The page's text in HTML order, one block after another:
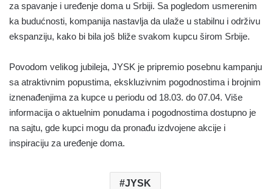
za spavanje i uređenje doma u Srbiji. Sa pogledom usmerenim
ka budućnosti, kompanija nastavlja da ulaže u stabilnu i održivu
ekspanziju, kako bi bila još bliže svakom kupcu širom Srbije.
Povodom velikog jubileja, JYSK je pripremio posebnu kampanju
sa atraktivnim popustima, ekskluzivnim pogodnostima i brojnim
iznenađenjima za kupce u periodu od 18.03. do 07.04. Više
informacija o aktuelnim ponudama i pogodnostima dostupno je
na sajtu, gde kupci mogu da pronađu izdvojene akcije i
inspiraciju za uređenje doma.
JYSK